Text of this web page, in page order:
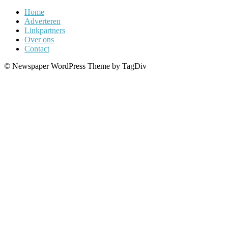
Home
Adverteren
Linkpartners
Over ons
Contact
© Newspaper WordPress Theme by TagDiv